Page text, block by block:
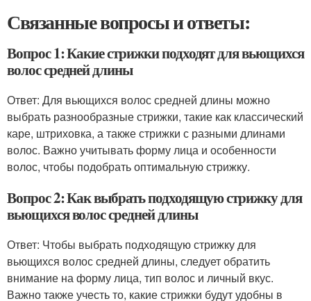
Связанные вопросы и ответы:
Вопрос 1: Какие стрижки подходят для вьющихся
волос средней длины
Ответ: Для вьющихся волос средней длины можно
выбрать разнообразные стрижки, такие как классический
каре, штриховка, а также стрижки с разными длинами
волос. Важно учитывать форму лица и особенности
волос, чтобы подобрать оптимальную стрижку.
Вопрос 2: Как выбрать подходящую стрижку для
вьющихся волос средней длины
Ответ: Чтобы выбрать подходящую стрижку для
вьющихся волос средней длины, следует обратить
внимание на форму лица, тип волос и личный вкус.
Важно также учесть то, какие стрижки будут удобны в